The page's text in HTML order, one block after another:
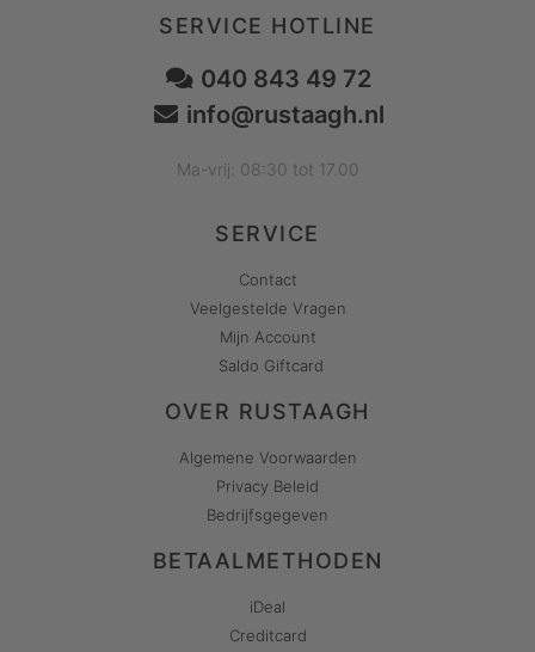
SERVICE HOTLINE
040 843 49 72
info@rustaagh.nl
Ma-vrij: 08:30 tot 17.00
SERVICE
Contact
Veelgestelde Vragen
Mijn Account
Saldo Giftcard
OVER RUSTAAGH
Algemene Voorwaarden
Privacy Beleid
Bedrijfsgegeven
BETAALMETHODEN
iDeal
Creditcard